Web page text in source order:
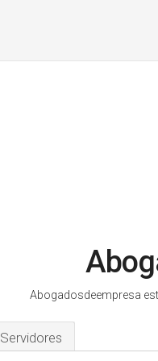
Abogadosdeempresa
Servidores